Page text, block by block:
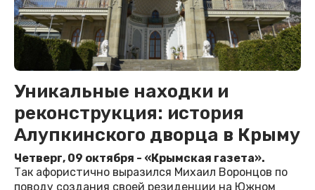
Уникальные находки и
реконструкция: история
Алупкинского дворца в Крыму
Четверг, 09 октября - «Крымская газета».
Так афористично выразился Михаил Воронцов по
поводу создания своей резиденции на Южном